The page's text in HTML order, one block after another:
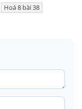
Hoá 8 bài 38